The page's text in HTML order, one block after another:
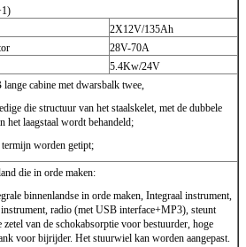
2X12V/135Ah
28V-70A
5.4Kw/24V
cabine met dwarsbalk twee,
die structuur van het staalskelet, met de dubbele
het laagstaal wordt behandeld;
worden getipt;
die in orde maken:
binnenlandse in orde maken, Integraal instrument,
radio (met USB interface+MP3), steunt
zetel van de schokabsorptie voor bestuurder, hoge
voor bijrijder. Het stuurwiel kan worden aangepast.